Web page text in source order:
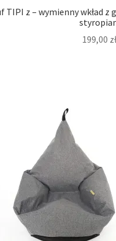
TIPI z – wymienny wkład z
199,00